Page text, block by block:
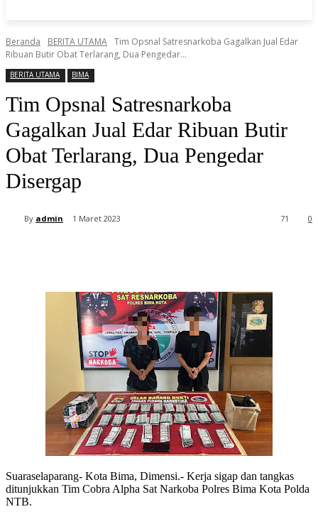
Beranda BERITA UTAMA Tim Opsnal Satresnarkoba Gagalkan Jual Edar
Ribuan Butir Obat Terlarang, Dua Pengedar...
BERITA UTAMA BIMA
Tim Opsnal Satresnarkoba
Gagalkan Jual Edar Ribuan Butir
Obat Terlarang, Dua Pengedar
Disergap
By admin 1 Maret 2023 0
71
Suaraselaparang- Kota Bima, Dimensi.- Kerja sigap dan tangkas
ditunjukkan Tim Cobra Alpha Sat Narkoba Polres Bima Kota Polda
NTB.